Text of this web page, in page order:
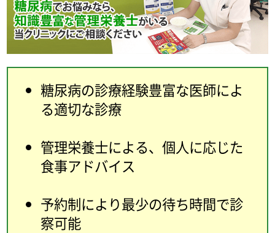
糖尿病の診療経験豊富な医師によ
る適切な診療
管理栄養士による、個人に応じた
食事アドバイス
予約制により最少の待ち時間で診
察可能